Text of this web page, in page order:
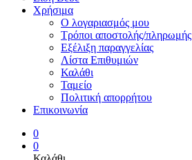
Χρήσιμα
Ο λογαριασμός μου
Τρόποι αποστολής/πληρωμής
Εξέλιξη παραγγελίας
Λίστα Επιθυμιών
Καλάθι
Ταμείο
Πολιτική απορρήτου
Επικοινωνία
0
0